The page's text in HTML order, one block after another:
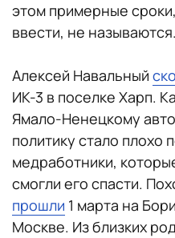
этом примерные
ввести, не называются.
Алексей Навальный
ИК-3 в поселке Харп.
Ямало-Ненецкому
политику стало плохо
медработники,
смогли его спасти.
прошли 1 марта на
Москве. Из близких